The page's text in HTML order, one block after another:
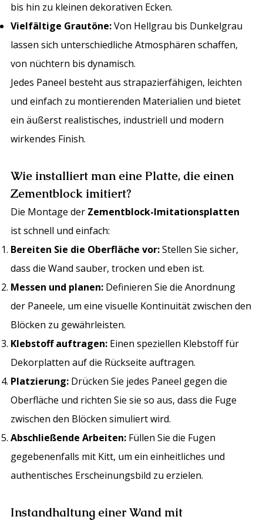
bis hin zu kleinen dekorativen Ecken.
Vielfältige Grautöne:Von Hellgrau bis Dunkelgrau
lassen sich unterschiedliche Atmosphären schaffen,
von nüchtern bis dynamisch.
Jedes Paneel besteht aus strapazierfähigen, leichten
und einfach zu montierenden Materialien und bietet
ein äußerst realistisches, industriell und modern
wirkendes Finish.
Wie installiert man eine Platte, die einen
Zementblock imitiert?
Die Montage der Zementblock-Imitationsplatten
ist schnell und einfach:
Bereiten Sie die Oberfläche vor:Stellen Sie sicher,
dass die Wand sauber, trocken und eben ist.
Messen und planen: Definieren Sie die Anordnung
der Paneele, um eine visuelle Kontinuität zwischen den
Blöcken zu gewährleisten.
Klebstoff auftragen: Einen speziellen Klebstoff für
Dekorplatten auf die Rückseite auftragen.
Platzierung: Drücken Sie jedes Paneel gegen die
Oberfläche und richten Sie sie so aus, dass die Fuge
zwischen den Blöcken simuliert wird.
Abschließende Arbeiten: Füllen Sie die Fugen
gegebenenfalls mit Kitt, um ein einheitliches und
authentisches Erscheinungsbild zu erzielen.
Instandhaltung einer Wand mit